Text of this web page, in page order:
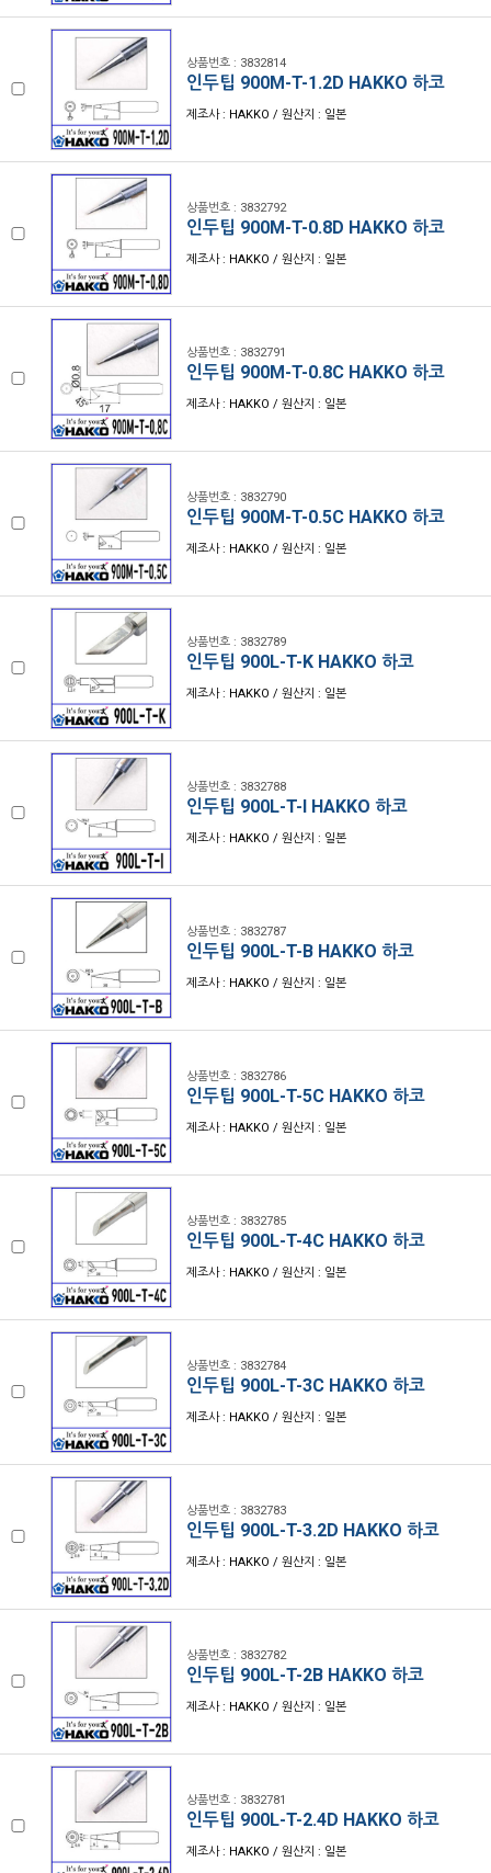
상품번호 : 3832814
인두팁 900M-T-1.2D HAKKO 하코
제조사 : HAKKO / 원산지 : 일본
상품번호 : 3832792
인두팁 900M-T-0.8D HAKKO 하코
제조사 : HAKKO / 원산지 : 일본
상품번호 : 3832791
인두팁 900M-T-0.8C HAKKO 하코
제조사 : HAKKO / 원산지 : 일본
상품번호 : 3832790
인두팁 900M-T-0.5C HAKKO 하코
제조사 : HAKKO / 원산지 : 일본
상품번호 : 3832789
인두팁 900L-T-K HAKKO 하코
제조사 : HAKKO / 원산지 : 일본
상품번호 : 3832788
인두팁 900L-T-I HAKKO 하코
제조사 : HAKKO / 원산지 : 일본
상품번호 : 3832787
인두팁 900L-T-B HAKKO 하코
제조사 : HAKKO / 원산지 : 일본
상품번호 : 3832786
인두팁 900L-T-5C HAKKO 하코
제조사 : HAKKO / 원산지 : 일본
상품번호 : 3832785
인두팁 900L-T-4C HAKKO 하코
제조사 : HAKKO / 원산지 : 일본
상품번호 : 3832784
인두팁 900L-T-3C HAKKO 하코
제조사 : HAKKO / 원산지 : 일본
상품번호 : 3832783
인두팁 900L-T-3.2D HAKKO 하코
제조사 : HAKKO / 원산지 : 일본
상품번호 : 3832782
인두팁 900L-T-2B HAKKO 하코
제조사 : HAKKO / 원산지 : 일본
상품번호 : 3832781
인두팁 900L-T-2.4D HAKKO 하코
제조사 : HAKKO / 원산지 : 일본